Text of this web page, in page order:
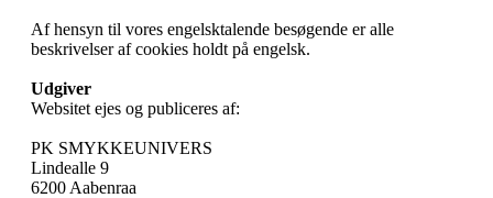
Af hensyn til vores engelsktalende besøgende er alle
beskrivelser af cookies holdt på engelsk.
Udgiver
Websitet ejes og publiceres af:
PK SMYKKEUNIVERS
Lindealle 9
6200 Aabenraa